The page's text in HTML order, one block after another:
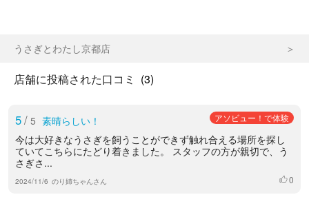
うさぎとわたし京都店
店舗に投稿された口コミ (3)
5/ 5 素晴らしい！ アソビュー！で体験
今は大好きなうさぎを飼うことができず触れ合える場所を探し
ていてこちらにたどり着きました。 スタッフの方が親切で、う
さぎさ...
2024/11/6 のり姉ちゃんさん いいね
0